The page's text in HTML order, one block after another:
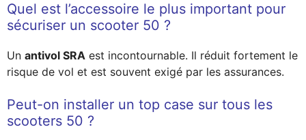
Quel est l’accessoire le plus important pour
sécuriser un scooter 50 ?
Un antivol SRA est incontournable. Il réduit fortement le
risque de vol et est souvent exigé par les assurances.
Peut-on installer un top case sur tous les
scooters 50 ?